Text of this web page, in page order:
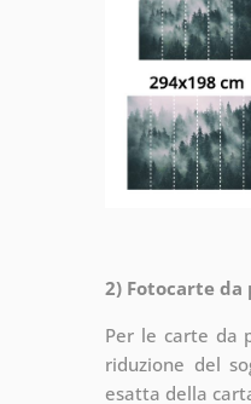
2) Fotocarte
Per le carte da
riduzione del
esatta della